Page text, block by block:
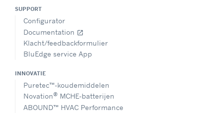
SUPPORT
Configurator
Documentation open_in_new
Klacht/feedbackformulier
BluEdge service App
INNOVATIE
Puretec™-koudemiddelen
Novation® MCHE-batterijen
ABOUND™ HVAC Performance